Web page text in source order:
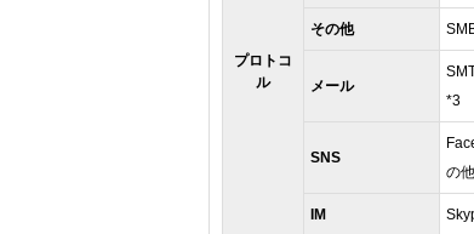
プロトコ
ル
その他
メール
*3
SNS
の
IM